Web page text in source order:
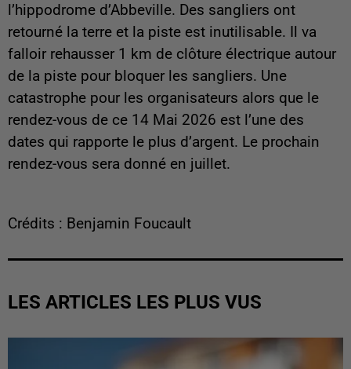
l’hippodrome d’Abbeville. Des sangliers ont
retourné la terre et la piste est inutilisable. Il va
falloir rehausser 1 km de clôture électrique autour
de la piste pour bloquer les sangliers. Une
catastrophe pour les organisateurs alors que le
rendez-vous de ce 14 Mai 2026 est l’une des
dates qui rapporte le plus d’argent. Le prochain
rendez-vous sera donné en juillet.
Crédits : Benjamin Foucault
LES ARTICLES LES PLUS VUS